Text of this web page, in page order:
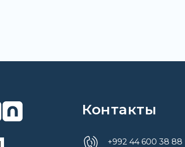
Контакты
+992 44 600 38 88